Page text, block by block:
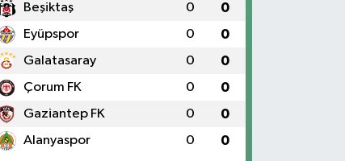
Beşiktaş 0 0
Eyüpspor 0 0
Galatasaray 0 0
Çorum FK 0 0
Gaziantep FK 0 0
Alanyaspor 0 0